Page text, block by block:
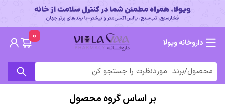
داروخانه ویولا
0
بر اساس گروه محصول